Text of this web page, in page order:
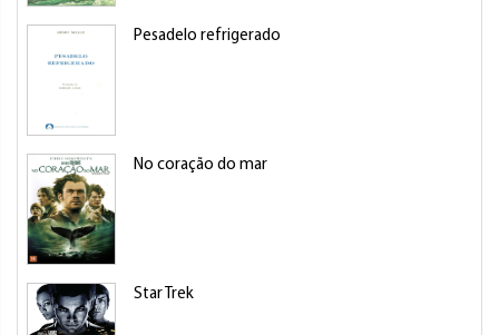
Pesadelo refrigerado
No coração do mar
Star Trek